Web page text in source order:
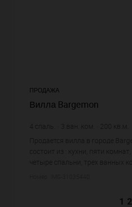
ПРОДАЖА
Вилла Bargemon
4 спаль. 3 ван. ком. 200 кв.м.
6 450 €
Продается вилла в городе
состоит из : кухни, пяти
четыре спальни, трех ванных
1